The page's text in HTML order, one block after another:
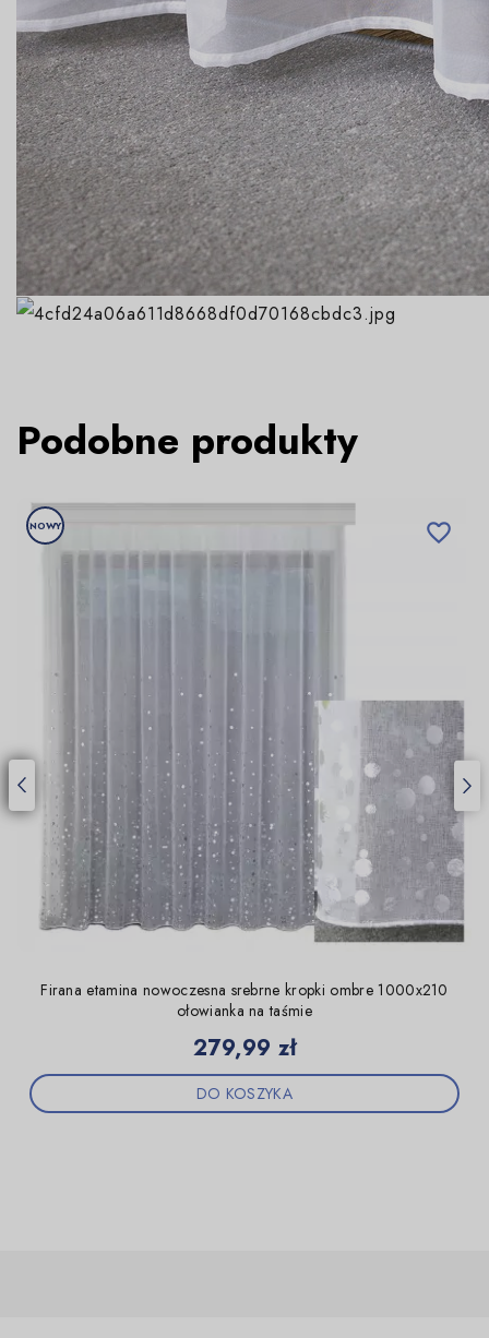
Podobne produkty
NOWY
Firana etamina nowoczesna srebrne kropki ombre 1000x210
ołowianka na taśmie
Cena
279,99 zł
DO KOSZYKA
